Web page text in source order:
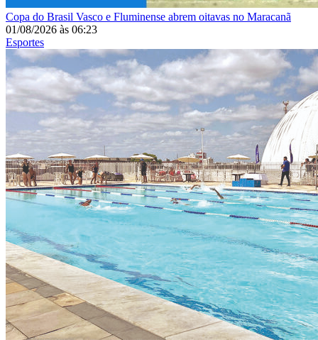
Copa do Brasil Vasco e Fluminense abrem oitavas no Maracanã
01/08/2026 às 06:23
Esportes